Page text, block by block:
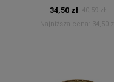
34,50 zł
40,59 zł
Najniższa cena:
34,50 zł